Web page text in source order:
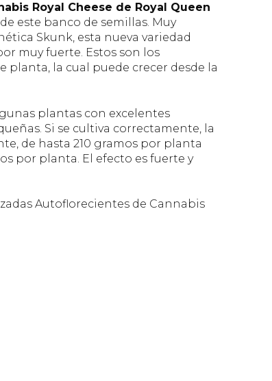
Royal Cheese de Royal Queen
este banco de semillas. Muy
Skunk, esta nueva variedad
muy fuerte. Estos son los
la cual puede crecer desde la
plantas con excelentes
Si se cultiva correctamente, la
de hasta 210 gramos por planta
por planta. El efecto es fuerte y
Autoflorecientes de Cannabis